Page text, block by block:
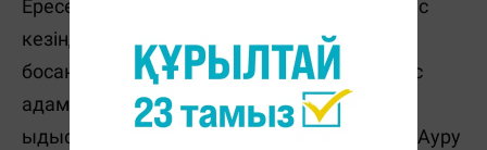
Ересек адамдарға ауру жыныстық қатынас
кезінде, ал балаларға дерт ата-анасынан (
босану кезінде) жұғады. Кейде ауру науқас
адаммен бір төсекте жатса, оның сүлгісін,
ыдыс-аяғын пайдаланса да жұғуы мүмкін. Ауру